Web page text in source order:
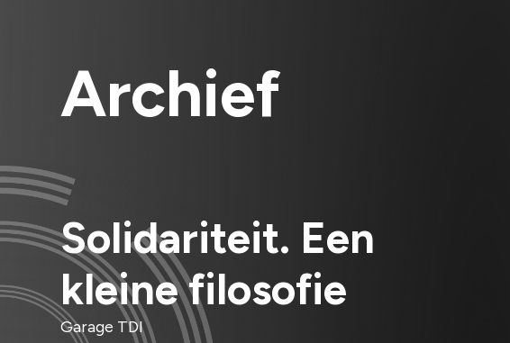
Archief
Solidariteit. Een
kleine filosofie
Garage TDI